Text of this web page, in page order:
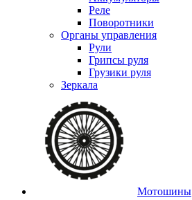
Реле
Поворотники
Органы управления
Рули
Грипсы руля
Грузики руля
Зеркала
Мотошины